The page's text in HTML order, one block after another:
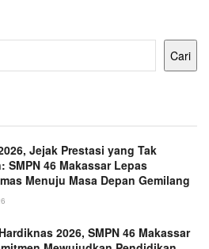
Cari
Jejak Prestasi yang Tak
SMPN 46 Makassar Lepas
Menuju Masa Depan Gemilang
2026, SMPN 46 Makassar